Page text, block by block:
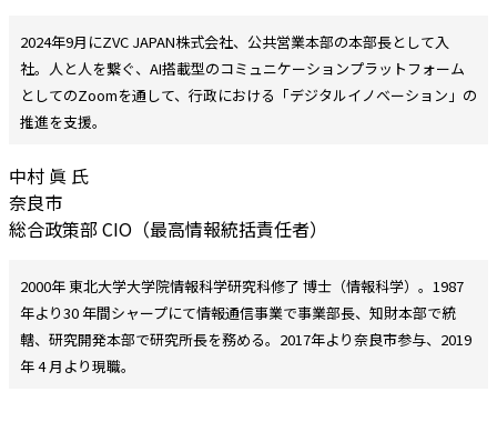
2024年9月にZVC JAPAN株式会社、公共営業本部の本部長として入
社。人と人を繋ぐ、AI搭載型のコミュニケーションプラットフォーム
としてのZoomを通して、行政における「デジタルイノベーション」の
推進を支援。
中村 眞 氏
奈良市
総合政策部 CIO（最高情報統括責任者）
2000年 東北大学大学院情報科学研究科修了 博士（情報科学）。1987
年より30 年間シャープにて情報通信事業で事業部長、知財本部で統
轄、研究開発本部で研究所長を務める。2017年より奈良市参与、2019
年 4 月より現職。